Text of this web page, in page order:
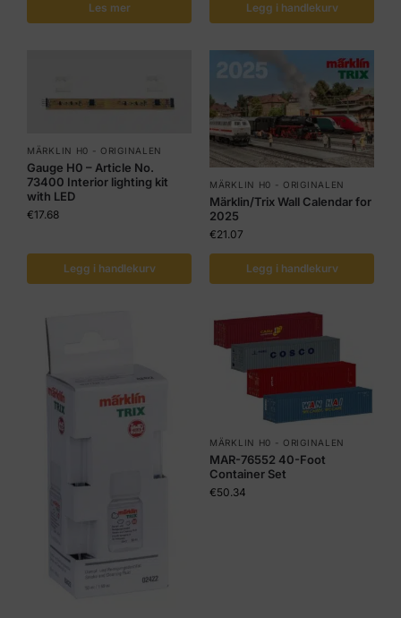
Les mer Legg i handlekurv
MÄRKLIN H0 - ORIGINALEN
Gauge H0 – Article No.
73400 Interior lighting kit
with LED
€17.68
Legg i handlekurv
MÄRKLIN H0 - ORIGINALEN
Märklin/Trix Wall Calendar for
2025
€21.07
Legg i handlekurv
MÄRKLIN H0 - ORIGINALEN
MAR-76552 40-Foot
Container Set
€50.34